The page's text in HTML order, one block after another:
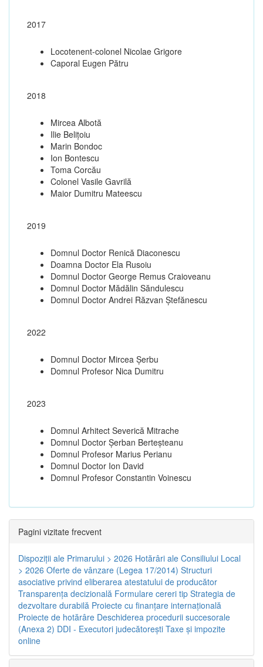
2017
Locotenent-colonel Nicolae Grigore
Caporal Eugen Pătru
2018
Mircea Albotă
Ilie Belițoiu
Marin Bondoc
Ion Bontescu
Toma Corcău
Colonel Vasile Gavrilă
Maior Dumitru Mateescu
2019
Domnul Doctor Renică Diaconescu
Doamna Doctor Ela Rusoiu
Domnul Doctor George Remus Craioveanu
Domnul Doctor Mădălin Săndulescu
Domnul Doctor Andrei Răzvan Ștefănescu
2022
Domnul Doctor Mircea Șerbu
Domnul Profesor Nica Dumitru
2023
Domnul Arhitect Severică Mitrache
Domnul Doctor Șerban Berteșteanu
Domnul Profesor Marius Perianu
Domnul Doctor Ion David
Domnul Profesor Constantin Voinescu
Pagini vizitate frecvent
Dispoziţii ale Primarului > 2026 Hotărâri ale Consiliului Local
> 2026 Oferte de vânzare (Legea 17/2014) Structuri
asociative privind eliberarea atestatului de producător
Transparenţa decizională Formulare cereri tip Strategia de
dezvoltare durabilă Proiecte cu finanţare internaţională
Proiecte de hotărâre Deschiderea procedurii succesorale
(Anexa 2) DDI - Executori judecătorești Taxe şi impozite
online